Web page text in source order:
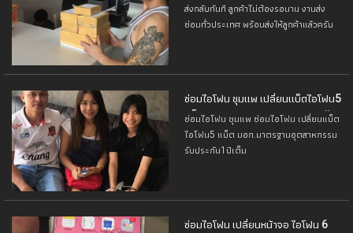
ส่งกลับทันที ลูกค้าไม่ต้องรอนาน งานส่ง
ซ่อมทั่วประเทศ พร้อมส่งให้ลูกค้าแล้วครับ
ซ่อมไอโฟน ชุมแพ เปลี่ยนแบ็ตไอโฟน5
แบ็ต มอก.มาตรฐานอุตสาหกรรม รับ
ประกัน1ปีเต็ม
ซ่อมไอโฟน ชุมแพ ซ่อมไอโฟน เปลี่ยนแบ็ต
ไอโฟน5 แบ็ต มอก.มาตรฐานอุตสาหกรรม
รับประกัน1ปีเต็ม
ซ่อมไอโฟน เปลี่ยนหน้าจอ ไอโฟน 6